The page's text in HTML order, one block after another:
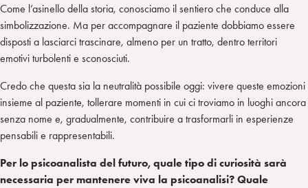
Come l’asinello della storia, conosciamo il sentiero che conduce alla
simbolizzazione. Ma per accompagnare il paziente dobbiamo essere
disposti a lasciarci trascinare, almeno per un tratto, dentro territori
emotivi turbolenti e sconosciuti.
Credo che questa sia la neutralità possibile oggi: vivere queste emozioni
insieme al paziente, tollerare momenti in cui ci troviamo in luoghi ancora
senza nome e, gradualmente, contribuire a trasformarli in esperienze
pensabili e rappresentabili.
Per lo psicoanalista del futuro, quale tipo di curiosità sarà
necessaria per mantenere viva la psicoanalisi? Quale